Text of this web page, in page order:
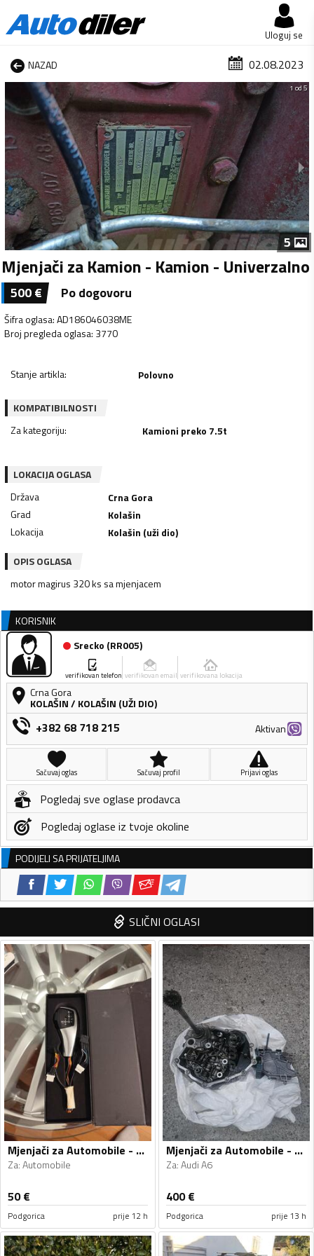
Uloguj se
NAZAD 02.08.2023
1 od 5
5
Mjenjači za Kamion - Kamion - Univerzalno
500€ Po dogovoru
Šifra oglasa:AD186046038ME
Broj pregleda oglasa: 3770
Stanje artikla: Polovno
KOMPATIBILNOSTI
Za kategoriju: Kamioni preko 7.5t
LOKACIJA OGLASA
Država
Crna Gora
Grad
Kolašin
Lokacija
Kolašin (uži dio)
OPIS OGLASA
motor magirus 320 ks sa mjenjacem
KORISNIK
Srecko (RR005)
verifikovan telefon verifikovan email verifikovana lokacija
Crna Gora
KOLAŠIN/ KOLAŠIN (UŽI DIO)
+382 68 718 215 Aktivan
Sačuvaj oglas Sačuvaj profil Prijavi oglas
Pogledaj sve oglase prodavca
Pogledaj oglase iz tvoje okoline
PODIJELI SA PRIJATELJIMA
SLIČNI OGLASI
Mjenjači za Automobile - Automobile - Univerzalno
Za:Automobile
50€
Podgorica prije 12 h
Mjenjači za Automobile - Audi - A6 - 2010
Za:Audi A6
400€
Podgorica prije 13 h